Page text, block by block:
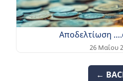
Αποδελτίωση
26 Μαΐου
←